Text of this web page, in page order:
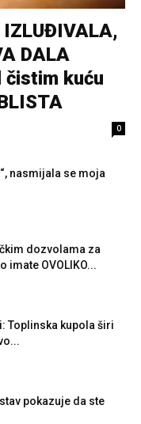
IZLUĐIVALA,
DALA
čistim kuću
0
nasmijala se moja
dozvolama za
imate OVOLIKO...
Toplinska kupola širi
pokazuje da ste